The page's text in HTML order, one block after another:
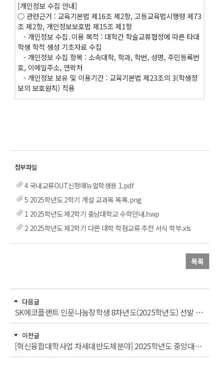
[개인정보 수집 안내]
○ 관련근거 : 교육기본법 제16조 제2항, 고등교육법시행령 제73
조 제2항, 개인정보보호법 제15조 제1항
- 개인정보 수집․이용 목적 : 대학간 학술교류협정에 따른 타대
학생 학적 생성 기초자료 수집
- 개인정보 수집 항목 : 소속대학, 학과, 학번, 성명, 주민등록번
호, 이메일주소, 연락처
- 개인정보 보유 및 이용기간 : 교육기본법 제23조의 3(학생정
보의 보호원칙) 적용
4 국내교류OUT신청매뉴얼학생용 1.pdf
5 2025학년도 2학기 개설 교과목 목록.png
1 2025학년도 제2학기 충남대학교 수학안내.hwp
2 2025학년도 제2학기 다른 대학 학점교류 추천 서식 학부.xls
목록
다음글
SK에코플랜트 인문나눔장학생 8차년도(2025학년도) 선발 안내
이전글
[혁신융합대학사업 차세대반도체분야] 2025학년도 중앙대학교 2학기 교류 수학 안내